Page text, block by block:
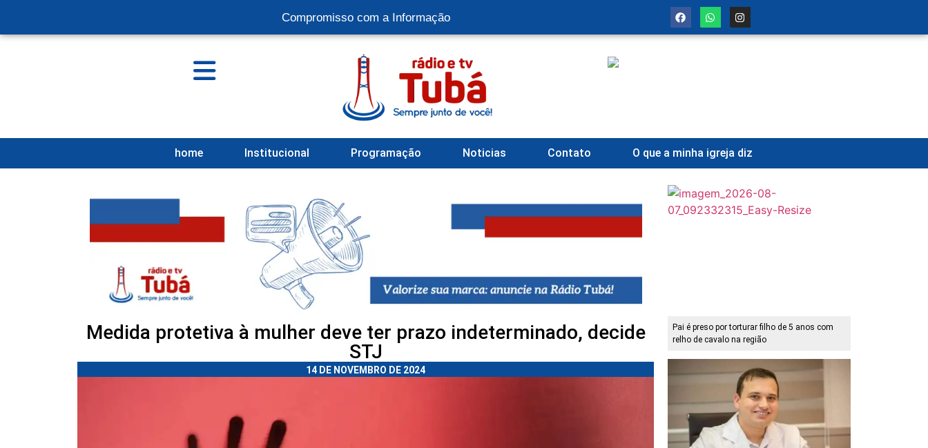
Compromisso com a Informação
home Institucional Programação Noticias Contato O que a minha igreja diz
Medida protetiva à mulher deve ter prazo indeterminado, decide
STJ
14 DE NOVEMBRO DE 2024
Pai é preso por torturar filho de 5 anos com
relho de cavalo na região